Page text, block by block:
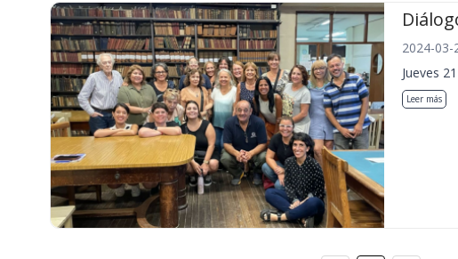
2024-03-
Jueves
Leer más